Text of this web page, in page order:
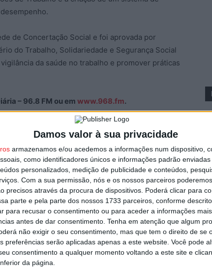
Damos valor à sua privacidade
armazenamos e/ou acedemos a informações num dispositivo,
como identificadores únicos e informações padrão
personalizados, medição de publicidade e conteúdos,
Com a sua permissão, nós e os nossos parceiros
precisos através da procura de dispositivos. Poderá clicar para
parte e pela parte dos nossos 1733 parceiros, conforme
para recusar o consentimento ou para aceder a informações
antes de dar consentimento. Tenha em atenção que algum
não exigir o seu consentimento, mas que tem o direito de se
preferências serão aplicadas apenas a este website. Você pode
consentimento a qualquer momento voltando a este site e
da página.
de Concertação Social e foi aprovada por
do Trabalho, Solidariedade e Segurança Social
da saúde no trabalho e promover práticas
– 96.8 FM ou em www.968.fm.
I